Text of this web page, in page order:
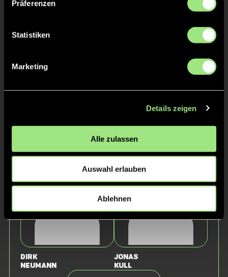
Präferenzen
Statistiken
Marketing
Details zeigen
Alle zulassen
Auswahl erlauben
Ablehnen
Ulf
Dirk
Neumann
Jonas
Kull